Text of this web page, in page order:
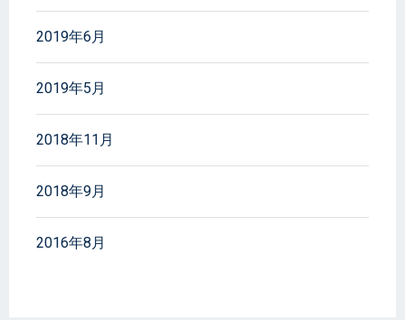
2019年6月
2019年5月
2018年11月
2018年9月
2016年8月